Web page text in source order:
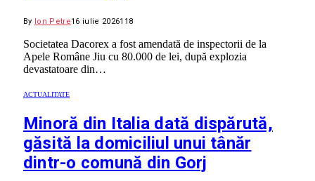
By Ion Petre16 iulie 2026118
Societatea Dacorex a fost amendată de inspectorii de la
Apele Române Jiu cu 80.000 de lei, după explozia
devastatoare din…
ACTUALITATE
Minoră din Italia dată dispărută,
găsită la domiciliul unui tânăr
dintr-o comună din Gorj